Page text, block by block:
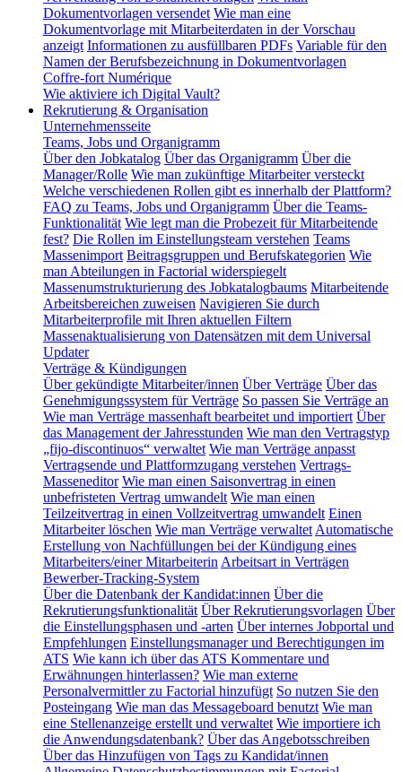
Dokumentvorlagen versendet Wie man eine
Dokumentvorlage mit Mitarbeiterdaten in der Vorschau
anzeigt Informationen zu ausfüllbaren PDFs Variable für den
Namen der Berufsbezeichnung in Dokumentvorlagen
Coffre-fort Numérique
Wie aktiviere ich Digital Vault?
Rekrutierung & Organisation
Unternehmensseite
Teams, Jobs und Organigramm
Über den Jobkatalog Über das Organigramm Über die
Manager/Rolle Wie man zukünftige Mitarbeiter versteckt
Welche verschiedenen Rollen gibt es innerhalb der Plattform?
FAQ zu Teams, Jobs und Organigramm Über die Teams-
Funktionalität Wie legt man die Probezeit für Mitarbeitende
fest? Die Rollen im Einstellungsteam verstehen Teams
Massenimport Beitragsgruppen und Berufskategorien Wie
man Abteilungen in Factorial widerspiegelt
Massenumstrukturierung des Jobkatalogbaums Mitarbeitende
Arbeitsbereichen zuweisen Navigieren Sie durch
Mitarbeiterprofile mit Ihren aktuellen Filtern
Massenaktualisierung von Datensätzen mit dem Universal
Updater
Verträge & Kündigungen
Über gekündigte Mitarbeiter/innen Über Verträge Über das
Genehmigungssystem für Verträge So passen Sie Verträge an
Wie man Verträge massenhaft bearbeitet und importiert Über
das Management der Jahresstunden Wie man den Vertragstyp
„fijo-discontinuos“ verwaltet Wie man Verträge anpasst
Vertragsende und Plattformzugang verstehen Vertrags-
Masseneditor Wie man einen Saisonvertrag in einen
unbefristeten Vertrag umwandelt Wie man einen
Teilzeitvertrag in einen Vollzeitvertrag umwandelt Einen
Mitarbeiter löschen Wie man Verträge verwaltet Automatische
Erstellung von Nachfüllungen bei der Kündigung eines
Mitarbeiters/einer Mitarbeiterin Arbeitsart in Verträgen
Bewerber-Tracking-System
Über die Datenbank der Kandidat:innen Über die
Rekrutierungsfunktionalität Über Rekrutierungsvorlagen Über
die Einstellungsphasen und -arten Über internes Jobportal und
Empfehlungen Einstellungsmanager und Berechtigungen im
ATS Wie kann ich über das ATS Kommentare und
Erwähnungen hinterlassen? Wie man externe
Personalvermittler zu Factorial hinzufügt So nutzen Sie den
Posteingang Wie man das Messageboard benutzt Wie man
eine Stellenanzeige erstellt und verwaltet Wie importiere ich
die Anwendungsdatenbank? Über das Angebotsschreiben
Über das Hinzufügen von Tags zu Kandidat/innen